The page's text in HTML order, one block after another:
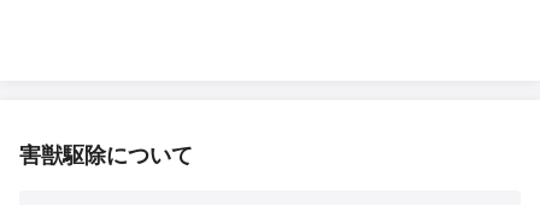
害獣駆除について